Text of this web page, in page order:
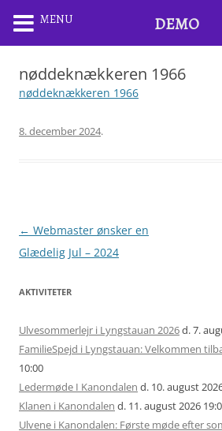
nøddeknækkeren 1966
nøddeknækkeren 1966
8. december 2024.
Artikel
navigation
← Webmaster ønsker en
Glædelig Jul – 2024
AKTIVITETER
Ulvesommerlejr i Lyngstauan 2026d. 7.
FamilieSpejd i Lyngstauan: Velkommen
10:00
Ledermøde I Kanondalen d. 10. august
Klanen i Kanondalen d. 11. august 2026
Ulvene i Kanondalen: Første møde efter
MENU DEMO